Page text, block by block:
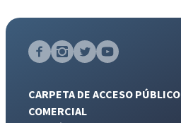
CARPETA DE ACCESO PÚBLICO
COMERCIAL